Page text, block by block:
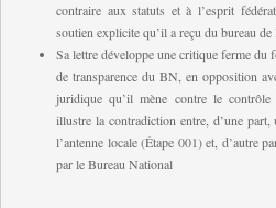
contraire aux statuts et à l’esprit
soutien explicite qu’il a reçu du bureau
Sa lettre développe une critique ferme du
de transparence du BN, en opposition
juridique qu’il mène contre le
illustre la contradiction entre, d’une
l’antenne locale (Étape 001) et, d’autre
par le Bureau National